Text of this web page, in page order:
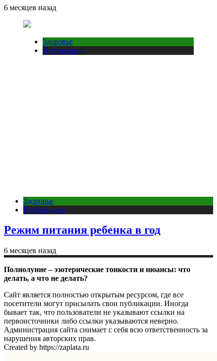
6 месяцев назад
Здоровье
Публикации
Здоровье
Публикации
Режим питания ребенка в год
6 месяцев назад
Полнолуние – эзотерические тонкости и нюансы: что
делать, а что не делать?
Сайт является полностью открытым ресурсом, где все
посетители могут присылать свои публикации. Иногда
бывает так, что пользователи не указывают ссылки на
первоисточники либо ссылки указываются неверно.
Администрация сайта снимает с себя всю ответственность за
нарушения авторских прав.
Created by https://zaplata.ru